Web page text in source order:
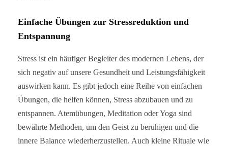
Einfache Übungen zur Stressreduktion und
Entspannung
Stress ist ein häufiger Begleiter des modernen Lebens, der
sich negativ auf unsere Gesundheit und Leistungsfähigkeit
auswirken kann. Es gibt jedoch eine Reihe von einfachen
Übungen, die helfen können, Stress abzubauen und zu
entspannen. Atemübungen, Meditation oder Yoga sind
bewährte Methoden, um den Geist zu beruhigen und die
innere Balance wiederherzustellen. Auch kleine Rituale wie